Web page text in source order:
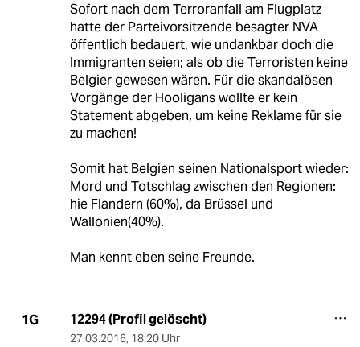
Sofort nach dem Terroranfall am Flugplatz
hatte der Parteivorsitzende besagter NVA
öffentlich bedauert, wie undankbar doch die
Immigranten seien; als ob die Terroristen keine
Belgier gewesen wären. Für die skandalösen
Vorgänge der Hooligans wollte er kein
Statement abgeben, um keine Reklame für sie
zu machen!
Somit hat Belgien seinen Nationalsport wieder:
Mord und Totschlag zwischen den Regionen:
hie Flandern (60%), da Brüssel und
Wallonien(40%).
Man kennt eben seine Freunde.
1G 12294 (Profil gelöscht)
27.03.2016, 18:20 Uhr